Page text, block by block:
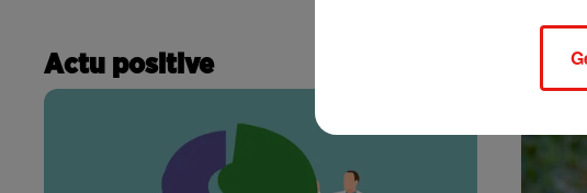
Actu positive